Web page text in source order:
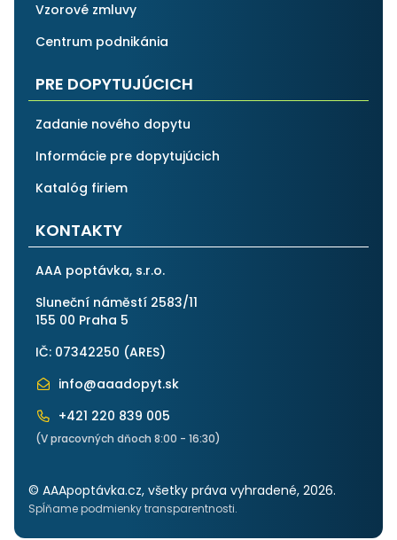
Vzorové zmluvy
Centrum podnikánia
PRE DOPYTUJÚCICH
Zadanie nového dopytu
Informácie pre dopytujúcich
Katalóg firiem
KONTAKTY
AAA poptávka, s.r.o.
Sluneční náměstí 2583/11
155 00 Praha 5
IČ: 07342250 (ARES)
info@aaadopyt.sk
+421 220 839 005
(V pracovných dňoch 8:00 - 16:30)
© AAApoptávka.cz, všetky práva vyhradené, 2026.
Spĺňame podmienky transparentnosti.